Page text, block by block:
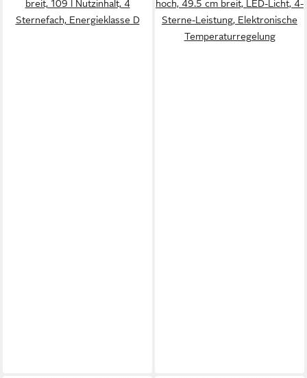
breit, 109 l Nutzinhalt, 4
Sternefach, Energieklasse D
hoch, 49.5 cm breit, LED-Licht, 4-
Sterne-Leistung, Elektronische
Temperaturregelung